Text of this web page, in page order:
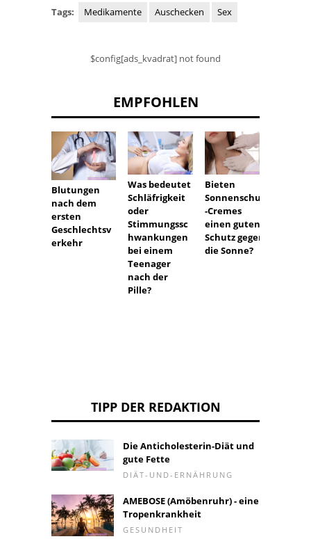
Tags: Medikamente Auschecken Sex
$config[ads_kvadrat] not found
EMPFOHLEN
Blutungen
nach dem
ersten
Geschlechtsv
erkehr
Was bedeutet
Schläfrigkeit
oder
Stimmungssc
hwankungen
bei einem
Teenager
nach der
Pille?
Bieten
Sonnenschutz
-Cremes
einen guten
Schutz gegen
die Sonne?
TIPP DER REDAKTION
Die Anticholesterin-Diät und
gute Fette
DIÄT-UND-ERNÄHRUNG
AMEBOSE (Amöbenruhr) - eine
Tropenkrankheit
GESUNDHEIT